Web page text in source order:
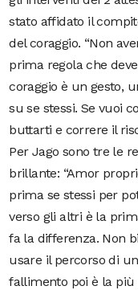
stato affidato il
del coraggio. “Non
prima regola che
coraggio è un gesto,
su se stessi. Se vuoi
buttarti e correre il
Per Jago sono tre le
brillante: “Amor
prima se stessi per
verso gli altri è la
fa la differenza. Non
usare il percorso di
fallimento poi è la più